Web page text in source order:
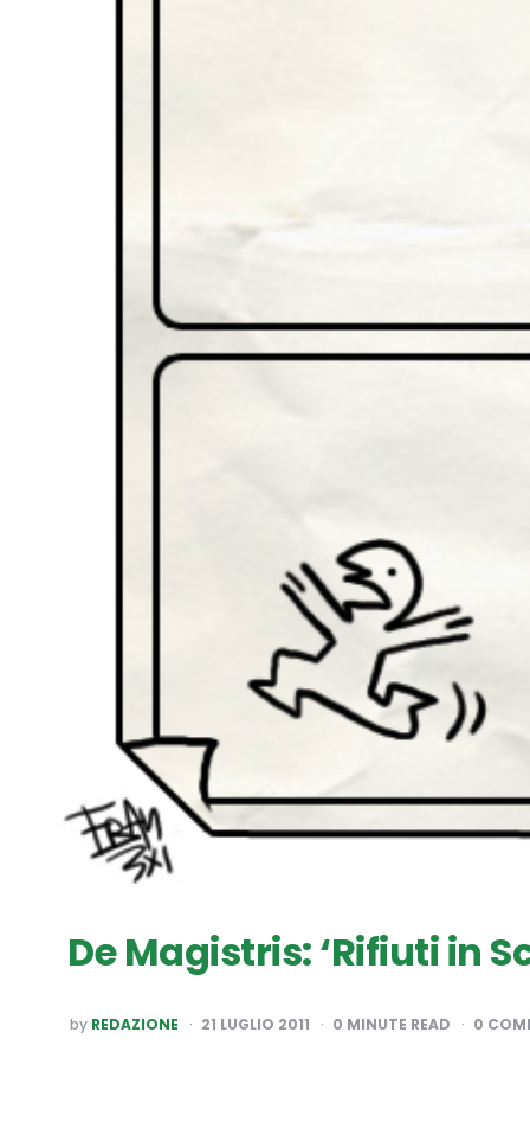
De Magistris: ‘Rifiuti in
POSTED
BY
by REDAZIONE 21 LUGLIO 2011 0 MINUTE READ 0